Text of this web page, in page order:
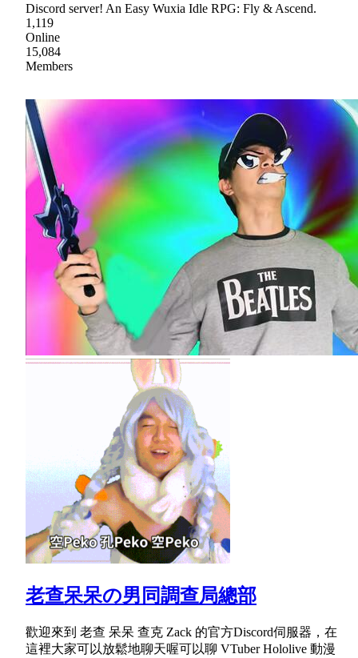
Discord server! An Easy Wuxia Idle RPG: Fly & Ascend.
1,119
Online
15,084
Members
老查呆呆の男同調查局總部
歡迎來到 老查 呆呆 查克 Zack 的官方Discord伺服器，在
這裡大家可以放鬆地聊天喔可以聊 VTuber Hololive 動漫